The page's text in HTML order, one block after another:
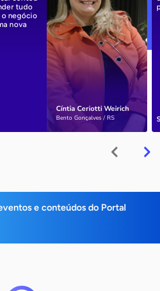
Cíntia Ceriotti Weirich
Bento Gonçalves / RS
tudo
negócio
nova
e conteúdos do Portal